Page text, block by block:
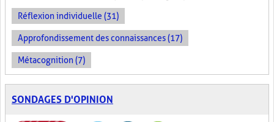
Réflexion individuelle (31)
Approfondissement des connaissances (17)
Métacognition (7)
SONDAGES D'OPINION